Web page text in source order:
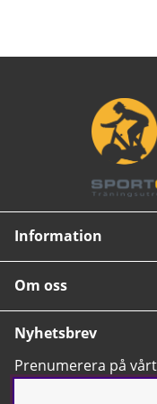
Information
Om oss
Nyhetsbrev
Prenumerera på
tips, nyheter och